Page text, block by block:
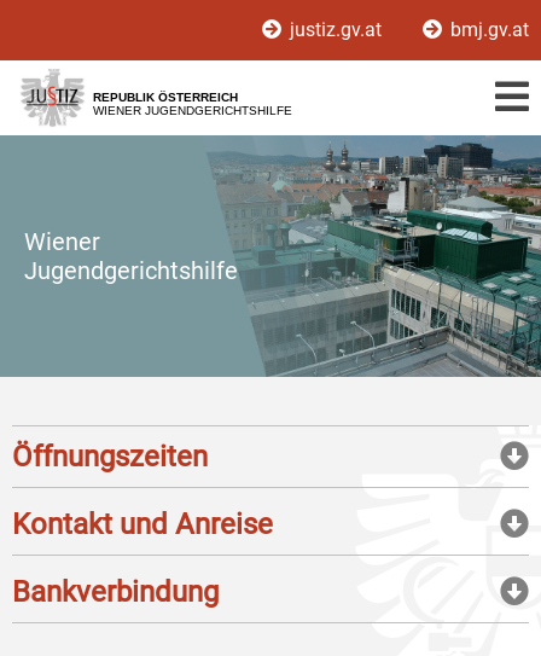
[1]
[2]
justiz.gv.at bmj.gv.at
REPUBLIK ÖSTERREICH
WIENER JUGENDGERICHTSHILFE
Wiener
Jugendgerichtshilfe
Öffnungszeiten
Kontakt und Anreise
Bankverbindung